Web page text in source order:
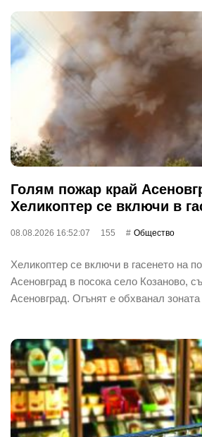
Голям пожар край
Хеликоптер се включи в
08.08.2026 16:52:07 155 Общество
Хеликоптер се включи в гасенето на
Асеновград в посока село Козаново,
Асеновград. Огънят е обхванал